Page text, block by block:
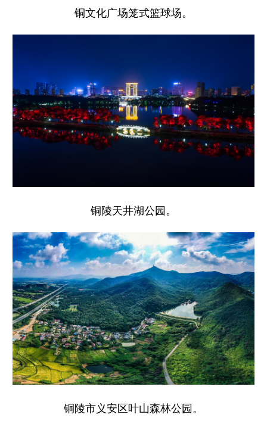
多语种频道
Русский язык 日本語
Deutsch Português
铜文化广场笼式篮球场。
铜陵天井湖公园。
铜陵市义安区叶山森林公园。